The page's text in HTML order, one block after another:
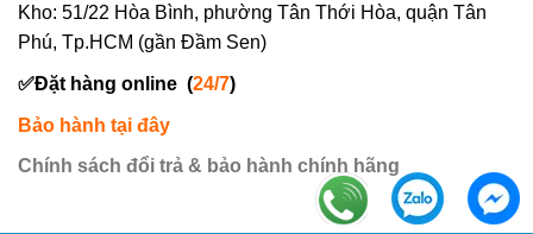
Kho: 51/22 Hòa Bình, phường Tân Thới Hòa, quận Tân
Phú, Tp.HCM (gần Đầm Sen)
✅Đặt hàng online (24/7)
Bảo hành tại đây
Chính sách đổi trả & bảo hành chính hãng